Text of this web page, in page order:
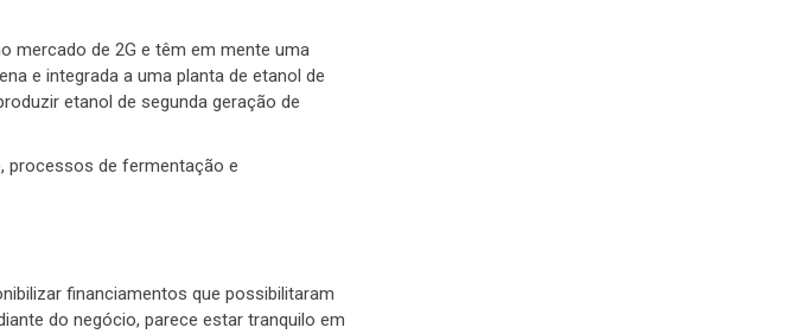
mercado de 2G e têm em mente uma
e integrada a uma planta de etanol de
etanol de segunda geração de
processos de fermentação e
financiamentos que possibilitaram
do negócio, parece estar tranquilo em